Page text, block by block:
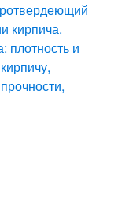
кирпича.
плотность и